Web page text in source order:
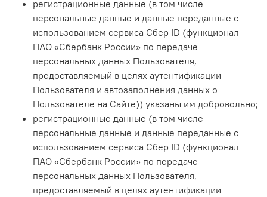
регистрационные данные (в том числе
персональные данные и данные переданные с
использованием сервиса Сбер ID (функционал
ПАО «Сбербанк России» по передаче
персональных данных Пользователя,
предоставляемый в целях аутентификации
Пользователя и автозаполнения данных о
Пользователе на Сайте)) указаны им добровольно;
регистрационные данные (в том числе
персональные данные и данные переданные с
использованием сервиса Сбер ID (функционал
ПАО «Сбербанк России» по передаче
персональных данных Пользователя,
предоставляемый в целях аутентификации